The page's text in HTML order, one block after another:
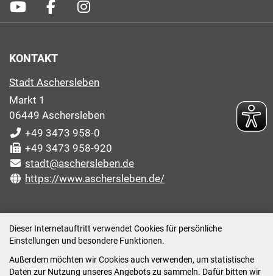
Dieser Internetauftritt verwendet Cookies für persönliche
Einstellungen und besondere Funktionen.
Außerdem möchten wir Cookies auch verwenden, um statistische
Daten zur Nutzung unseres Angebots zu sammeln. Dafür bitten wir
KONTAKT
Stadt Aschersleben
Markt 1
06449 Aschersleben
+49 3473 958-0
+49 3473 958-920
stadt@aschersleben.de
https://www.aschersleben.de/
Montag: 09:00-12:00 /14:00-15:00 Uhr
Dienstag: 09:00-12:00 /14:00-16:00 Uhr